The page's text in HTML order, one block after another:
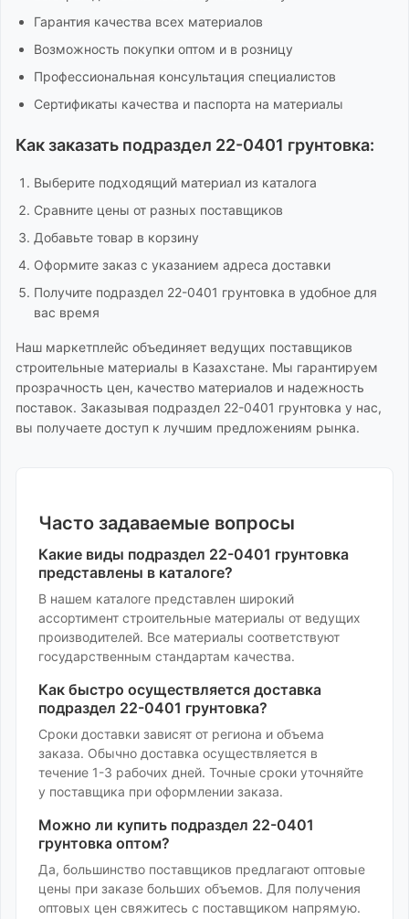
Гарантия качества всех материалов
Возможность покупки оптом и в розницу
Профессиональная консультация специалистов
Сертификаты качества и паспорта на материалы
Как заказать подраздел 22-0401 грунтовка:
Выберите подходящий материал из каталога
Сравните цены от разных поставщиков
Добавьте товар в корзину
Оформите заказ с указанием адреса доставки
Получите подраздел 22-0401 грунтовка в удобное для
вас время
Наш маркетплейс объединяет ведущих поставщиков
строительные материалы в Казахстане. Мы гарантируем
прозрачность цен, качество материалов и надежность
поставок. Заказывая подраздел 22-0401 грунтовка у нас,
вы получаете доступ к лучшим предложениям рынка.
Часто задаваемые вопросы
Какие виды подраздел 22-0401 грунтовка
представлены в каталоге?
В нашем каталоге представлен широкий
ассортимент строительные материалы от ведущих
производителей. Все материалы соответствуют
государственным стандартам качества.
Как быстро осуществляется доставка
подраздел 22-0401 грунтовка?
Сроки доставки зависят от региона и объема
заказа. Обычно доставка осуществляется в
течение 1-3 рабочих дней. Точные сроки уточняйте
у поставщика при оформлении заказа.
Можно ли купить подраздел 22-0401
грунтовка оптом?
Да, большинство поставщиков предлагают оптовые
цены при заказе больших объемов. Для получения
оптовых цен свяжитесь с поставщиком напрямую.